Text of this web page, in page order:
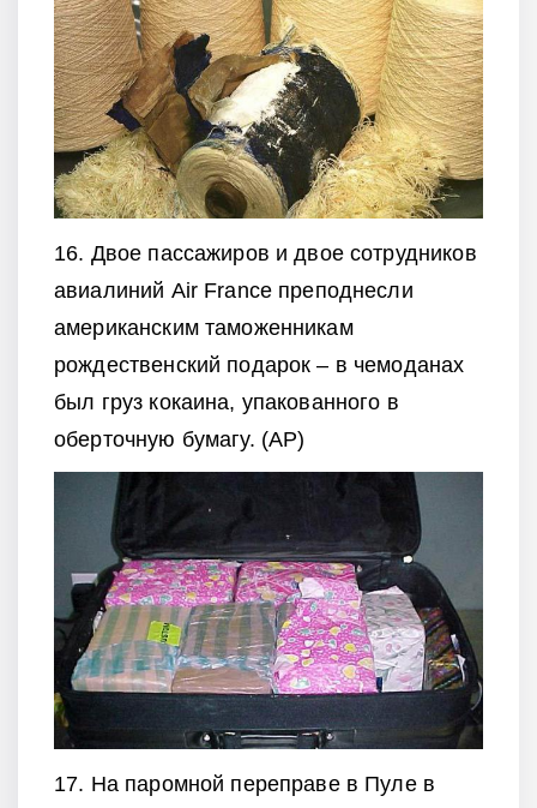
16. Двое пассажиров и двое сотрудников
авиалиний Air France преподнесли
американским таможенникам
рождественский подарок – в чемоданах
был груз кокаина, упакованного в
оберточную бумагу. (AP)
17. На паромной переправе в Пуле в